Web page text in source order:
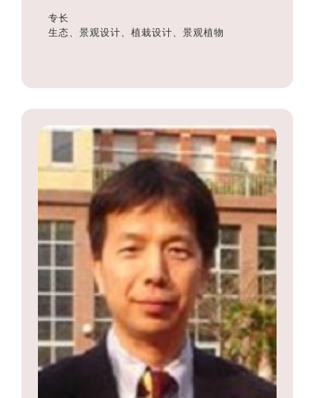
专长
生态、景观设计、植栽设计、景观植物